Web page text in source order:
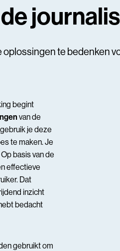
te bedenken
begint
van de
je deze
te maken. Je
Op basis van de
effectieve
Dat
inzicht
bedacht
gebruikt om